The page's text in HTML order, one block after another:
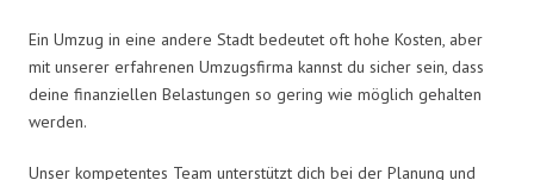
Ein Umzug in eine andere Stadt bedeutet oft hohe Kosten, aber
mit unserer erfahrenen Umzugsfirma kannst du sicher sein, dass
deine finanziellen Belastungen so gering wie möglich gehalten
werden.
Unser kompetentes Team unterstützt dich bei der Planung und